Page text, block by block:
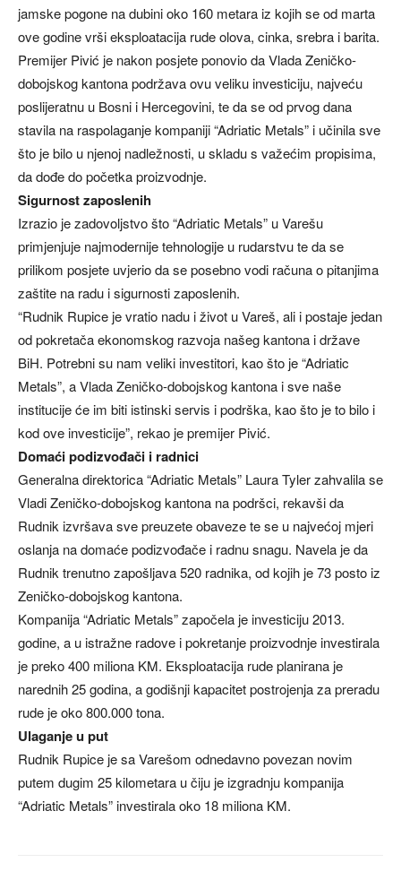
jamske pogone na dubini oko 160 metara iz kojih se od marta
ove godine vrši eksploatacija rude olova, cinka, srebra i barita.
Premijer Pivić je nakon posjete ponovio da Vlada Zeničko-
dobojskog kantona podržava ovu veliku investiciju, najveću
poslijeratnu u Bosni i Hercegovini, te da se od prvog dana
stavila na raspolaganje kompaniji “Adriatic Metals” i učinila sve
što je bilo u njenoj nadležnosti, u skladu s važećim propisima,
da dođe do početka proizvodnje.
Sigurnost zaposlenih
Izrazio je zadovoljstvo što “Adriatic Metals” u Varešu
primjenjuje najmodernije tehnologije u rudarstvu te da se
prilikom posjete uvjerio da se posebno vodi računa o pitanjima
zaštite na radu i sigurnosti zaposlenih.
“Rudnik Rupice je vratio nadu i život u Vareš, ali i postaje jedan
od pokretača ekonomskog razvoja našeg kantona i države
BiH. Potrebni su nam veliki investitori, kao što je “Adriatic
Metals”, a Vlada Zeničko-dobojskog kantona i sve naše
institucije će im biti istinski servis i podrška, kao što je to bilo i
kod ove investicije”, rekao je premijer Pivić.
Domaći podizvođači i radnici
Generalna direktorica “Adriatic Metals” Laura Tyler zahvalila se
Vladi Zeničko-dobojskog kantona na podršci, rekavši da
Rudnik izvršava sve preuzete obaveze te se u najvećoj mjeri
oslanja na domaće podizvođače i radnu snagu. Navela je da
Rudnik trenutno zapošljava 520 radnika, od kojih je 73 posto iz
Zeničko-dobojskog kantona.
Kompanija “Adriatic Metals” započela je investiciju 2013.
godine, a u istražne radove i pokretanje proizvodnje investirala
je preko 400 miliona KM. Eksploatacija rude planirana je
narednih 25 godina, a godišnji kapacitet postrojenja za preradu
rude je oko 800.000 tona.
Ulaganje u put
Rudnik Rupice je sa Varešom odnedavno povezan novim
putem dugim 25 kilometara u čiju je izgradnju kompanija
“Adriatic Metals” investirala oko 18 miliona KM.